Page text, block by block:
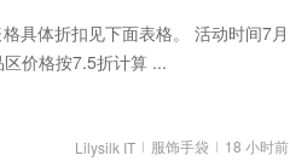
具体折扣见下面表格。 活动时间7月
区价格按7.5折计算 ...
Lilysilk IT 服饰手袋 18 小时前